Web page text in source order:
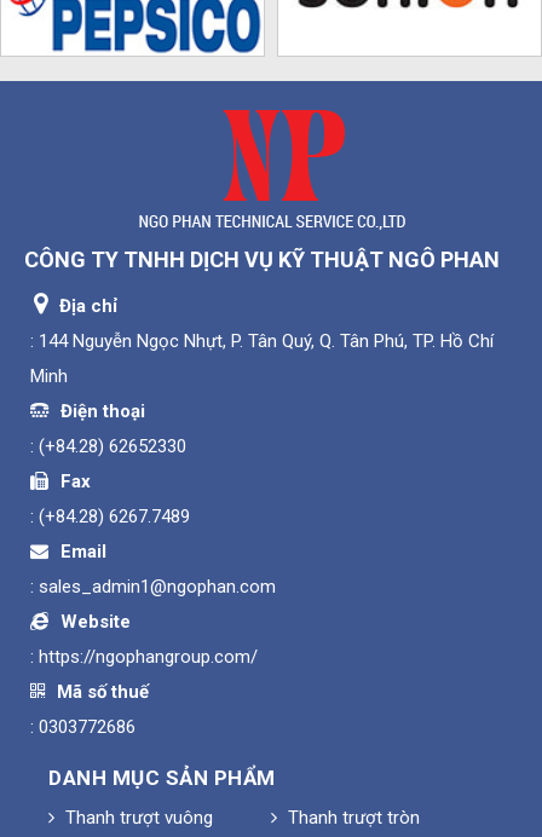
CÔNG TY TNHH DỊCH VỤ KỸ THUẬT NGÔ PHAN
Địa chỉ
: 144 Nguyễn Ngọc Nhựt, P. Tân Quý, Q. Tân Phú, TP. Hồ Chí
Minh
Điện thoại
: (+84.28) 62652330
Fax
: (+84.28) 6267.7489
Email
: sales_admin1@ngophan.com
Website
: https://ngophangroup.com/
Mã số thuế
: 0303772686
DANH MỤC SẢN PHẨM
Thanh trượt vuông
Thanh trượt tròn